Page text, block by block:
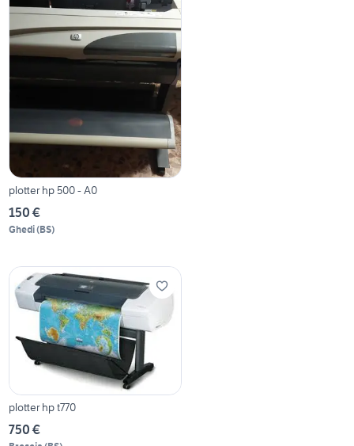
plotter hp 500 - A0
150 €
Ghedi(BS)
plotter hp t770
750 €